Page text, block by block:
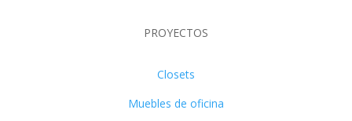
PROYECTOS
Closets
Muebles de oficina